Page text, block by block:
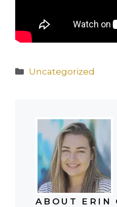
Catégories
Uncategorized
ABOUT ERIN